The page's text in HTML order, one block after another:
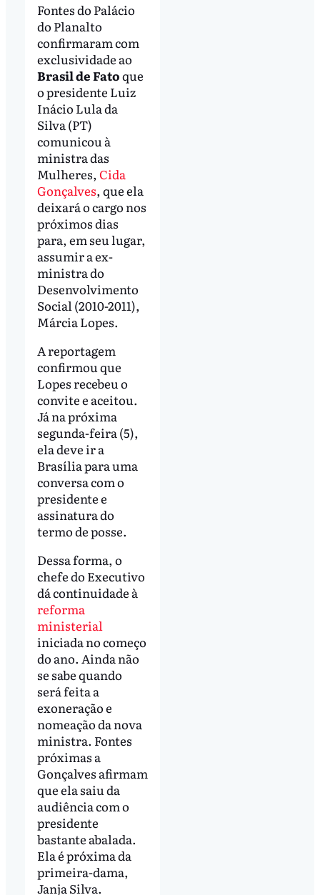
Fontes do Palácio
do Planalto
confirmaram com
exclusividade ao
Brasil de Fatoque
o presidente Luiz
Inácio Lula da
Silva (PT)
comunicou à
ministra das
Mulheres, Cida
Gonçalves, que ela
deixará o cargo nos
próximos dias
para, em seu lugar,
assumir a ex-
ministra do
Desenvolvimento
Social (2010-2011),
Márcia Lopes.
A reportagem
confirmou que
Lopes recebeu o
convite e aceitou.
Já na próxima
segunda-feira (5),
ela deve ir a
Brasília para uma
conversa com o
presidente e
assinatura do
termo de posse.
Dessa forma, o
chefe do Executivo
dá continuidade à
reforma
ministerial
iniciada no começo
do ano. Ainda não
se sabe quando
será feita a
exoneração e
nomeação da nova
ministra. Fontes
próximas a
Gonçalves afirmam
que ela saiu da
audiência com o
presidente
bastante abalada.
Ela é próxima da
primeira-dama,
Janja Silva.